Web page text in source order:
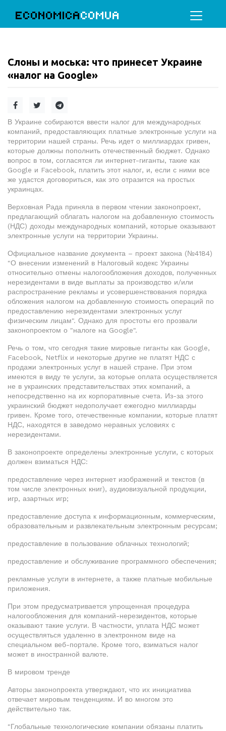
ECONOMICACOMUA
Слоны и моська: что принесет Украине
«налог на Google»
В Украине собираются ввести налог для международных
компаний, предоставляющих платные электронные услуги на
территории нашей страны. Речь идет о миллиардах гривен,
которые должны пополнить отечественный бюджет. Однако
вопрос в том, согласятся ли интернет-гиганты, такие как
Google и Facebook, платить этот налог, и, если с ними все
же удастся договориться, как это отразится на простых
украинцах.
Верховная Рада приняла в первом чтении законопроект,
предлагающий облагать налогом на добавленную стоимость
(НДС) доходы международных компаний, которые оказывают
электронные услуги на территории Украины.
Официальное название документа – проект закона (№4184)
"О внесении изменений в Налоговый кодекс Украины
относительно отмены налогообложения доходов, полученных
нерезидентами в виде выплаты за производство и/или
распространение рекламы и усовершенствования порядка
обложения налогом на добавленную стоимость операций по
предоставлению нерезидентами электронных услуг
физическим лицам". Однако для простоты его прозвали
законопроектом о "налоге на Google".
Речь о том, что сегодня такие мировые гиганты как Google,
Facebook, Netflix и некоторые другие не платят НДС с
продажи электронных услуг в нашей стране. При этом
имеются в виду те услуги, за которые оплата осуществляется
не в украинских представительствах этих компаний, а
непосредственно на их корпоративные счета. Из-за этого
украинский бюджет недополучает ежегодно миллиарды
гривен. Кроме того, отечественные компании, которые платят
НДС, находятся в заведомо неравных условиях с
нерезидентами.
В законопроекте определены электронные услуги, с которых
должен взиматься НДС:
предоставление через интернет изображений и текстов (в
том числе электронных книг), аудиовизуальной продукции,
игр, азартных игр;
предоставление доступа к информационным, коммерческим,
образовательным и развлекательным электронным ресурсам;
предоставление в пользование облачных технологий;
предоставление и обслуживание программного обеспечения;
рекламные услуги в интернете, а также платные мобильные
приложения.
При этом предусматривается упрощенная процедура
налогообложения для компаний-нерезидентов, которые
оказывают такие услуги. В частности, уплата НДС может
осуществляться удаленно в электронном виде на
специальном веб-портале. Кроме того, взиматься налог
может в иностранной валюте.
В мировом тренде
Авторы законопроекта утверждают, что их инициатива
отвечает мировым тенденциям. И во многом это
действительно так.
"Глобальные технологические компании обязаны платить